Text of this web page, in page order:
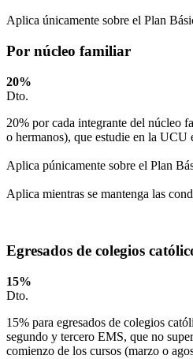
Aplica únicamente sobre el Plan
Por núcleo familiar
20%
Dto.
20% por cada integrante del núcleo
o hermanos), que estudie en la UCU
Aplica púnicamente sobre el Plan
Aplica mientras se mantenga las
Egresados de colegios
15%
Dto.
15% para egresados de colegios
segundo y tercero EMS, que no
comienzo de los cursos (marzo o